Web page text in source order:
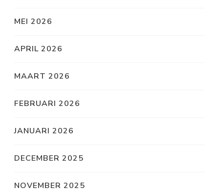
MEI 2026
APRIL 2026
MAART 2026
FEBRUARI 2026
JANUARI 2026
DECEMBER 2025
NOVEMBER 2025